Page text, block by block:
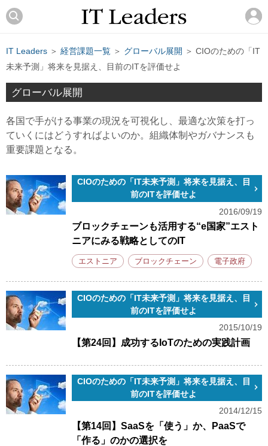
IT Leaders ＞ 経営課題一覧 ＞ グローバル展開 ＞ CIOのための「IT
未来予測」将来を見据え、目前のITを評価せよ
グローバル展開
各国で手がける事業の現況を可視化し、最適な次策を打っ
ていくにはどうすればよいのか。組織体制やガバナンスも
重要課題となる。
CIOのための「IT未来予測」将来を見据え、目
前のITを評価せよ
2016/09/19
ブロックチェーンも活用する“e国家”エスト
ニアにみる戦略としてのIT
エストニア ブロックチェーン 電子政府
CIOのための「IT未来予測」将来を見据え、目
前のITを評価せよ
2015/10/19
【第24回】成功するIoTのための実践計画
CIOのための「IT未来予測」将来を見据え、目
前のITを評価せよ
2014/12/15
【第14回】SaaSを「使う」か、PaaSで
「作る」のかの選択を